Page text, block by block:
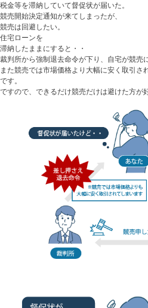
税金等を滞納していて督促状が届いた。
競売開始決定通知が来てしまったが、
競売は回避したい。
住宅ローンを
滞納したままにすると・・
裁判所から強制退去命令が下り、自宅が競売
また競売では市場価格より大幅に安く取引さ
です。
ですので、できるだけ競売だけは避けた方が